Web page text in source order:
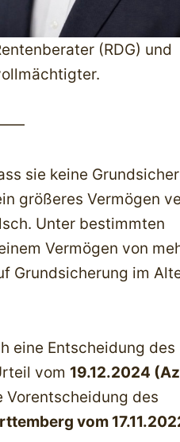
(RDG) und
sie keine
größeres Vermögen
Unter bestimmten
Vermögen von
Grundsicherung im
eine Entscheidung des
vom 19.12.2024
des
vom